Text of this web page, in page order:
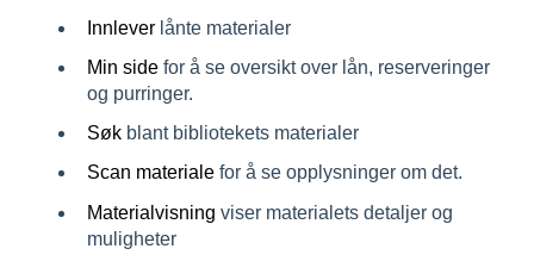
Innlever lånte materialer
Min side for å se oversikt over lån, reserveringer
og purringer.
Søk blant bibliotekets materialer
Scan materiale for å se opplysninger om det.
Materialvisning viser materialets detaljer og
muligheter